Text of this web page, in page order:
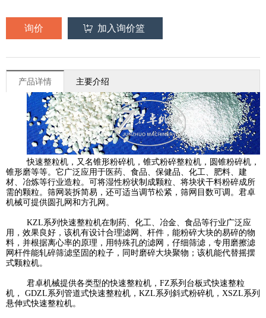
询价 加入询价篮
产品详情 主要介绍
快速整粒机，又名锥形粉碎机，锥式粉碎整粒机，圆锥粉碎机，
锥形磨等等。它广泛应用于医药、食品、保健品、化工、肥料、建
材、冶炼等行业造粒。可将湿性粉状制成颗粒、将块状干料粉碎成所
需的颗粒。筛网装拆简易，还可适当调节松紧，筛网目数可调。君卓
机械可提供圆孔网和方孔网。
KZL系列快速整粒机在制药、化工、冶金、食品等行业广泛应
用，效果良好，该机有设计合理滤网、杆件，能粉碎大块的易碎的物
料，并根据离心率的原理，用特殊孔的滤网，仔细筛滤，专用磨擦滤
网杆件能轧碎筛滤坚固的粒子，同时磨碎大块聚物；该机能代替摇摆
式颗粒机。
君卓机械提供各类型的快速整粒机， FZ系列台板式快速整粒
机， GDZL系列管道式快速整粒机， KZL系列斜式粉碎机， XSZL系列
悬伸式快速整粒机。